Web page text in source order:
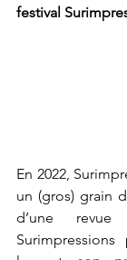
festival
En 2022,
un (gros) grain
d’une